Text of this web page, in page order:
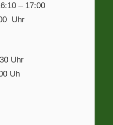
– 17:00
Uhr
Uhr
Uh